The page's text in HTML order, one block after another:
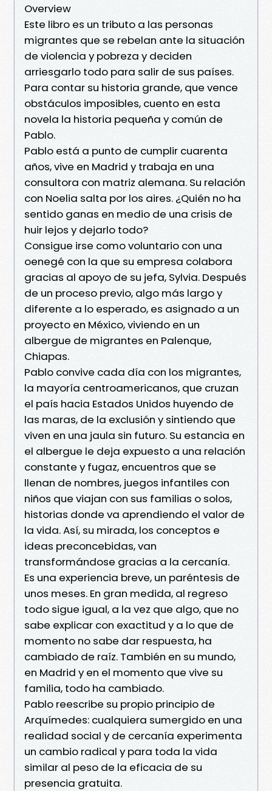
Overview
Este libro es un tributo a las personas
migrantes que se rebelan ante la situación
de violencia y pobreza y deciden
arriesgarlo todo para salir de sus países.
Para contar su historia grande, que vence
obstáculos imposibles, cuento en esta
novela la historia pequeña y común de
Pablo.
Pablo está a punto de cumplir cuarenta
años, vive en Madrid y trabaja en una
consultora con matriz alemana. Su relación
con Noelia salta por los aires. ¿Quién no ha
sentido ganas en medio de una crisis de
huir lejos y dejarlo todo?
Consigue irse como voluntario con una
oenegé con la que su empresa colabora
gracias al apoyo de su jefa, Sylvia. Después
de un proceso previo, algo más largo y
diferente a lo esperado, es asignado a un
proyecto en México, viviendo en un
albergue de migrantes en Palenque,
Chiapas.
Pablo convive cada día con los migrantes,
la mayoría centroamericanos, que cruzan
el país hacia Estados Unidos huyendo de
las maras, de la exclusión y sintiendo que
viven en una jaula sin futuro. Su estancia en
el albergue le deja expuesto a una relación
constante y fugaz, encuentros que se
llenan de nombres, juegos infantiles con
niños que viajan con sus familias o solos,
historias donde va aprendiendo el valor de
la vida. Así, su mirada, los conceptos e
ideas preconcebidas, van
transformándose gracias a la cercanía.
Es una experiencia breve, un paréntesis de
unos meses. En gran medida, al regreso
todo sigue igual, a la vez que algo, que no
sabe explicar con exactitud y a lo que de
momento no sabe dar respuesta, ha
cambiado de raíz. También en su mundo,
en Madrid y en el momento que vive su
familia, todo ha cambiado.
Pablo reescribe su propio principio de
Arquímedes: cualquiera sumergido en una
realidad social y de cercanía experimenta
un cambio radical y para toda la vida
similar al peso de la eficacia de su
presencia gratuita.